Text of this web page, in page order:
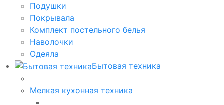
Подушки
Покрывала
Комплект постельного белья
Наволочки
Одеяла
Бытовая техника
Мелкая кухонная техника